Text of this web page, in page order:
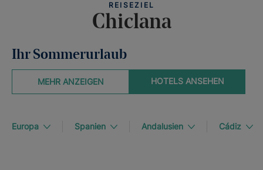
REISEZIEL
Chiclana
Ihr Sommerurlaub
HOTELS ANSEHEN
MEHR ANZEIGEN
Europa Spanien Andalusien Cádiz